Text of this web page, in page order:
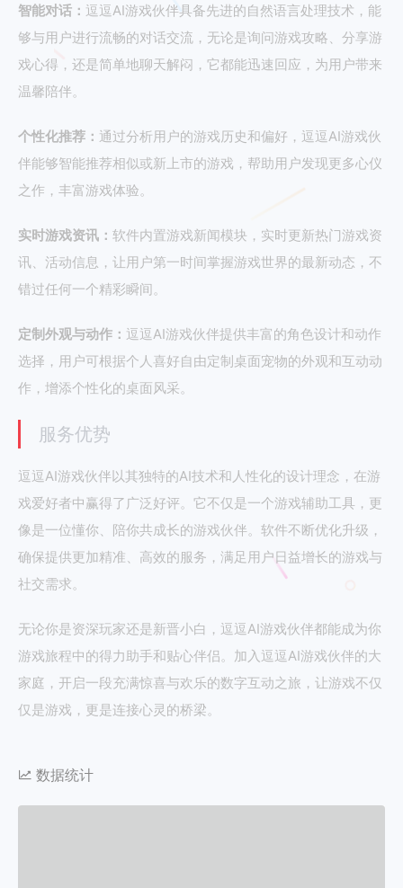
智能对话： 逗逗AI游戏伙伴具备先进的自然语言处理技术，能
够与用户进行流畅的对话交流，无论是询问游戏攻略、分享游
戏心得，还是简单地聊天解闷，它都能迅速回应，为用户带来
温馨陪伴。
个性化推荐： 通过分析用户的游戏历史和偏好，逗逗AI游戏伙
伴能够智能推荐相似或新上市的游戏，帮助用户发现更多心仪
之作，丰富游戏体验。
实时游戏资讯： 软件内置游戏新闻模块，实时更新热门游戏资
讯、活动信息，让用户第一时间掌握游戏世界的最新动态，不
错过任何一个精彩瞬间。
定制外观与动作： 逗逗AI游戏伙伴提供丰富的角色设计和动作
选择，用户可根据个人喜好自由定制桌面宠物的外观和互动动
作，增添个性化的桌面风采。
服务优势
逗逗AI游戏伙伴以其独特的AI技术和人性化的设计理念，在游
戏爱好者中赢得了广泛好评。它不仅是一个游戏辅助工具，更
像是一位懂你、陪你共成长的游戏伙伴。软件不断优化升级，
确保提供更加精准、高效的服务，满足用户日益增长的游戏与
社交需求。
无论你是资深玩家还是新晋小白，逗逗AI游戏伙伴都能成为你
游戏旅程中的得力助手和贴心伴侣。加入逗逗AI游戏伙伴的大
家庭，开启一段充满惊喜与欢乐的数字互动之旅，让游戏不仅
仅是游戏，更是连接心灵的桥梁。
数据统计